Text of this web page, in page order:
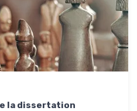
la dissertation